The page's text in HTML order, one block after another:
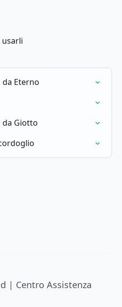
Eterno
da Giotto
| Centro Assistenza